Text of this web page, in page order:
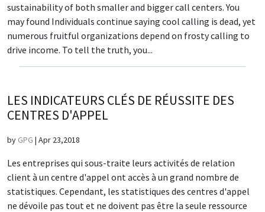
sustainability of both smaller and bigger call centers. You
may found Individuals continue saying cool calling is dead, yet
numerous fruitful organizations depend on frosty calling to
drive income. To tell the truth, you...
LES INDICATEURS CLÉS DE RÉUSSITE DES
CENTRES D'APPEL
by GPG | Apr 23,2018
Les entreprises qui sous-traite leurs activités de relation
client à un centre d'appel ont accès à un grand nombre de
statistiques. Cependant, les statistiques des centres d'appel
ne dévoile pas tout et ne doivent pas être la seule ressource